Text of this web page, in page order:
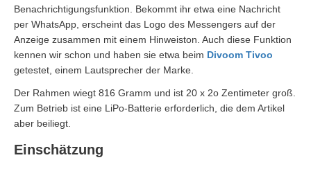
Benachrichtigungsfunktion. Bekommt ihr etwa eine Nachricht
per WhatsApp, erscheint das Logo des Messengers auf der
Anzeige zusammen mit einem Hinweiston. Auch diese Funktion
kennen wir schon und haben sie etwa beim Divoom Tivoo
getestet, einem Lautsprecher der Marke.
Der Rahmen wiegt 816 Gramm und ist 20 x 2o Zentimeter groß.
Zum Betrieb ist eine LiPo-Batterie erforderlich, die dem Artikel
aber beiliegt.
Einschätzung